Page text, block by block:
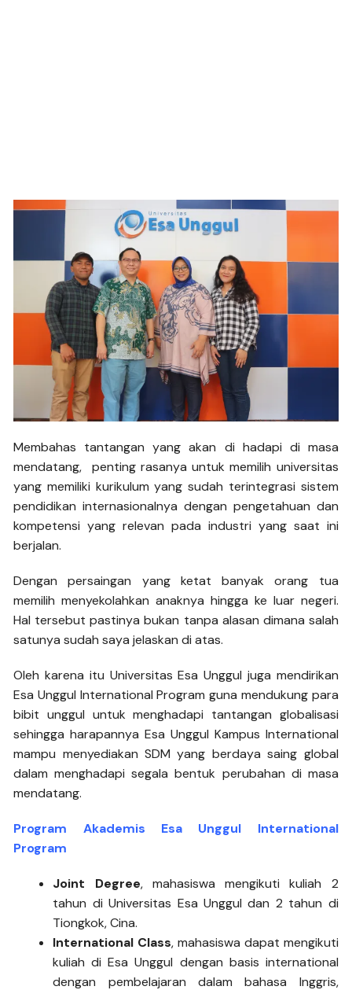
Membahas tantangan yang akan di hadapi di masa
mendatang, penting rasanya untuk memilih universitas
yang memiliki kurikulum yang sudah terintegrasi sistem
pendidikan internasionalnya dengan pengetahuan dan
kompetensi yang relevan pada industri yang saat ini
berjalan.
Dengan persaingan yang ketat banyak orang tua
memilih menyekolahkan anaknya hingga ke luar negeri.
Hal tersebut pastinya bukan tanpa alasan dimana salah
satunya sudah saya jelaskan di atas.
Oleh karena itu Universitas Esa Unggul juga mendirikan
Esa Unggul International Program guna mendukung para
bibit unggul untuk menghadapi tantangan globalisasi
sehingga harapannya Esa Unggul Kampus International
mampu menyediakan SDM yang berdaya saing global
dalam menghadapi segala bentuk perubahan di masa
mendatang.
Program Akademis Esa Unggul International
Program
Joint Degree, mahasiswa mengikuti kuliah 2
tahun di Universitas Esa Unggul dan 2 tahun di
Tiongkok, Cina.
International Class, mahasiswa dapat mengikuti
kuliah di Esa Unggul dengan basis international
dengan pembelajaran dalam bahasa Inggris,